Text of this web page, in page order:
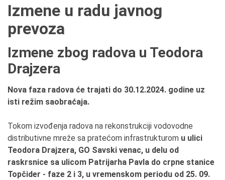
Izmene u radu javnog
prevoza
Izmene zbog radova u Teodora
Drajzera
Nova faza radova će trajati do 30.12.2024. godine uz
isti režim saobraćaja.
Tokom izvođenja radova na rekonstrukciji vodovodne
distributivne mreže sa pratećom infrastrukturom u ulici
Teodora Drajzera, GO Savski venac, u delu od
raskrsnice sa ulicom Patrijarha Pavla do crpne stanice
Topčider - faze 2 i 3, u vremenskom periodu od 25. 09.